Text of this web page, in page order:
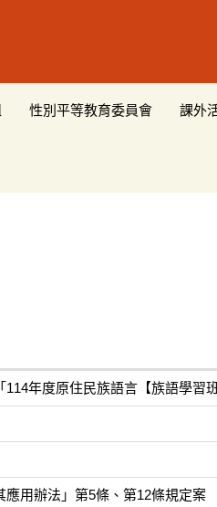
性別平等教育委員會 課外
年度原住民族語言【族語學習
應用辦法」第5條、第12條規定案